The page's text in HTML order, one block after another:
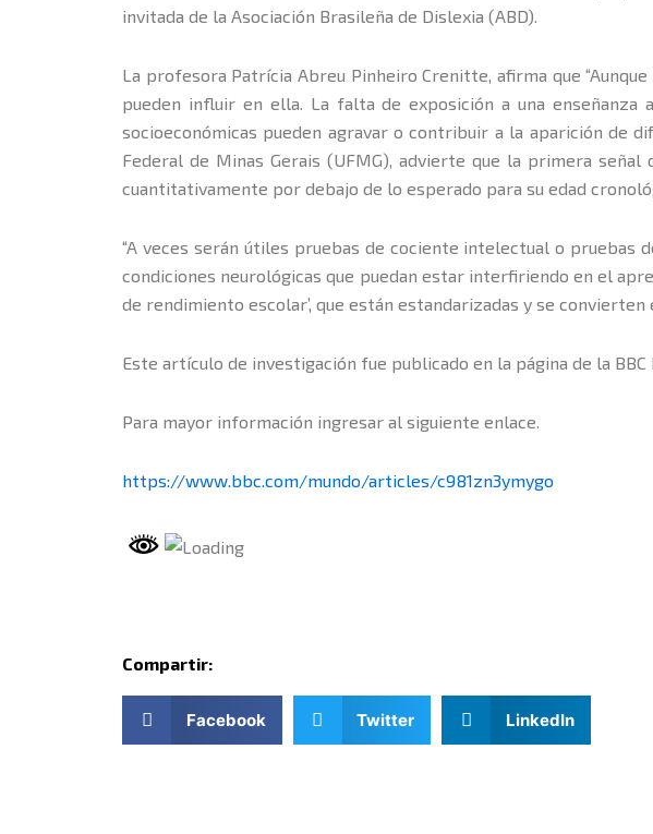
invitada de la Asociación Brasileña de Dislexia (ABD).
La profesora Patrícia Abreu Pinheiro Crenitte, afirma que
pueden influir en ella. La falta de exposición a una enseñanza
socioeconómicas pueden agravar o contribuir a la aparición de
Federal de Minas Gerais (UFMG), advierte que la primera
cuantitativamente por debajo de lo esperado para su edad
“A veces serán útiles pruebas de cociente intelectual o pruebas
condiciones neurológicas que puedan estar interfiriendo en el
de rendimiento escolar’, que están estandarizadas y se
Este artículo de investigación fue publicado en la página de la
Para mayor información ingresar al siguiente enlace.
https://www.bbc.com/mundo/articles/c981zn3ymygo
Compartir:
Facebook Twitter LinkedIn